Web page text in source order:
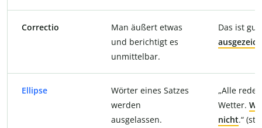
Correctio
Man äußert etwas
und berichtigt es
unmittelbar.
Das ist
Ellipse
Wörter eines Satzes
werden
ausgelassen.
„Alle
Wetter. Wir
nicht.“